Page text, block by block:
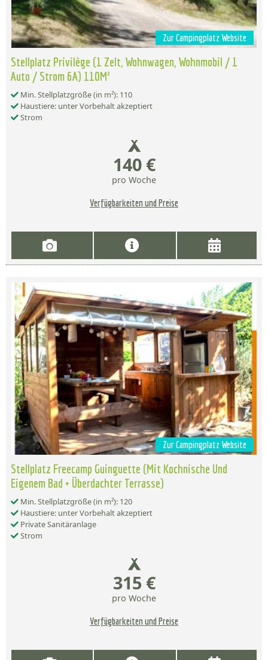
Zur Campingplatz Website
Stellplatz Privilège (1 Zelt, Wohnwagen, Wohnmobil / 1
Auto / Strom 6A) 110M²
Min. Stellplatzgröße (in m²): 110
Haustiere: unter Vorbehalt akzeptiert
Strom
140 €
pro Woche
Verfügbarkeiten und Preise
Zur Campingplatz Website
Stellplatz Freecamp Guinguette (Mit Kochnische Und
Eigenem Bad + Überdachter Terrasse)
Min. Stellplatzgröße (in m²): 120
Haustiere: unter Vorbehalt akzeptiert
Private Sanitäranlage
Strom
315 €
pro Woche
Verfügbarkeiten und Preise